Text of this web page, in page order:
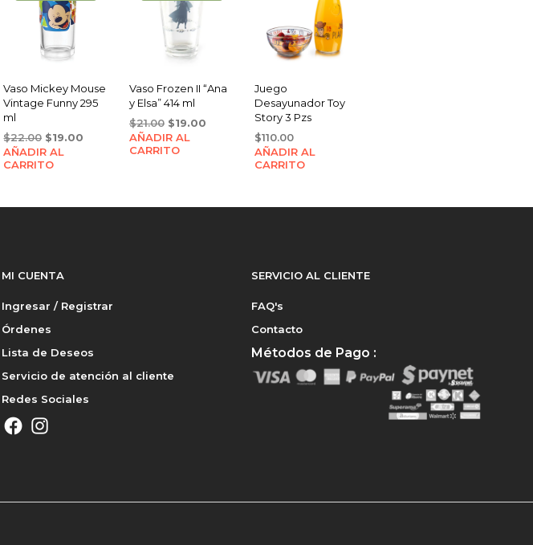
Vaso Mickey Mouse
Vintage Funny 295
ml
$22.00 Original
price
was:
$19.00
AÑADIR AL
CARRITO
Vaso Frozen II “Ana
y Elsa” 414 ml
$21.00 Original
price
was:
$19.00Current
AÑADIR AL
CARRITO
Juego
Desayunador Toy
Story 3 Pzs
$110.00
AÑADIR AL
CARRITO
MI CUENTA
Ingresar / Registrar
Órdenes
Lista de Deseos
Servicio de atención al cliente
Redes Sociales
SERVICIO AL CLIENTE
FAQ's
Contacto
Métodos de Pago :